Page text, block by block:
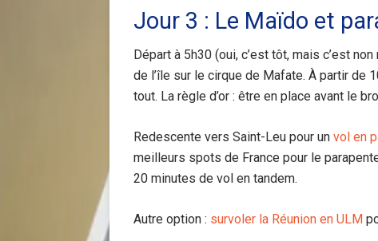
Jour 3 : Le Maïdo et
Départ à 5h30 (oui, c’est tôt, mais c’est
de l’île sur le cirque de Mafate. À partir de
tout. La règle d’or : être en place avant le
Redescente vers Saint-Leu pour un vol en
meilleurs spots de France pour le
20 minutes de vol en tandem.
Autre option : survoler la Réunion en ULM